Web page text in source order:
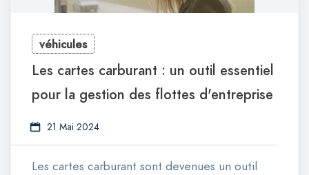
véhicules
Les cartes carburant : un outil essentiel
pour la gestion des flottes d'entreprise
21 Mai 2024
Les cartes carburant sont devenues un outil